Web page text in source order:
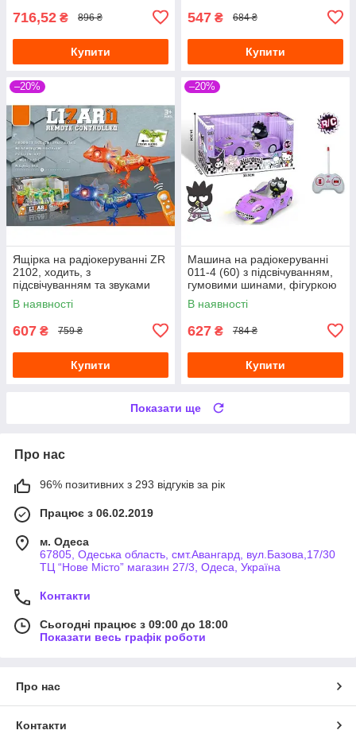
716,52 ₴ 896 ₴
Купити
547 ₴ 684 ₴
Купити
–20%
Ящірка на радіокеруванні ZR
2102, ходить, з
підсвічуванням та звуками
В наявності
607 ₴ 759 ₴
Купити
–20%
Машина на радіокеруванні
011-4 (60) з підсвічуванням,
гумовими шинами, фігуркою
героя
В наявності
627 ₴ 784 ₴
Купити
Показати ще
Про нас
96% позитивних з 293 відгуків за рік
Працює з 06.02.2019
м. Одеса
67805, Одеська область, смт.Авангард, вул.Базова,17/30
ТЦ “Нове Місто” магазин 27/3, Одеса, Україна
Контакти
Сьогодні працює з 09:00 до 18:00
Показати весь графік роботи
Про нас
Контакти